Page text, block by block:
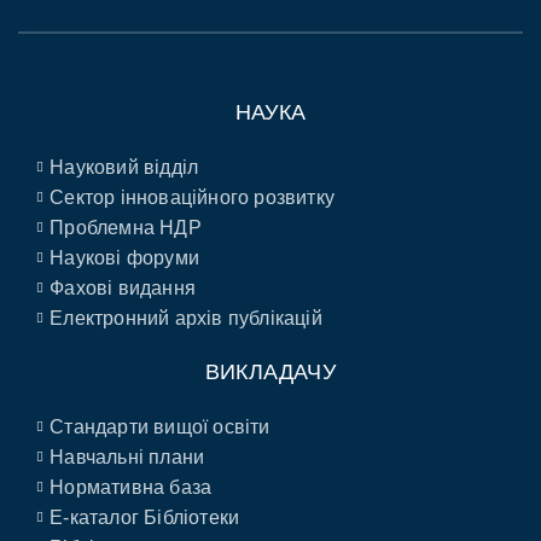
НАУКА
Науковий відділ
Сектор інноваційного розвитку
Проблемна НДР
Наукові форуми
Фахові видання
Електронний архів публікацій
ВИКЛАДАЧУ
Стандарти вищої освіти
Навчальні плани
Нормативна база
E-каталог Бібліотеки